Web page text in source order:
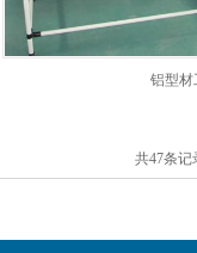
铝型材
共47条